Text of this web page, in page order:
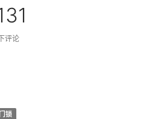
评论
门锁